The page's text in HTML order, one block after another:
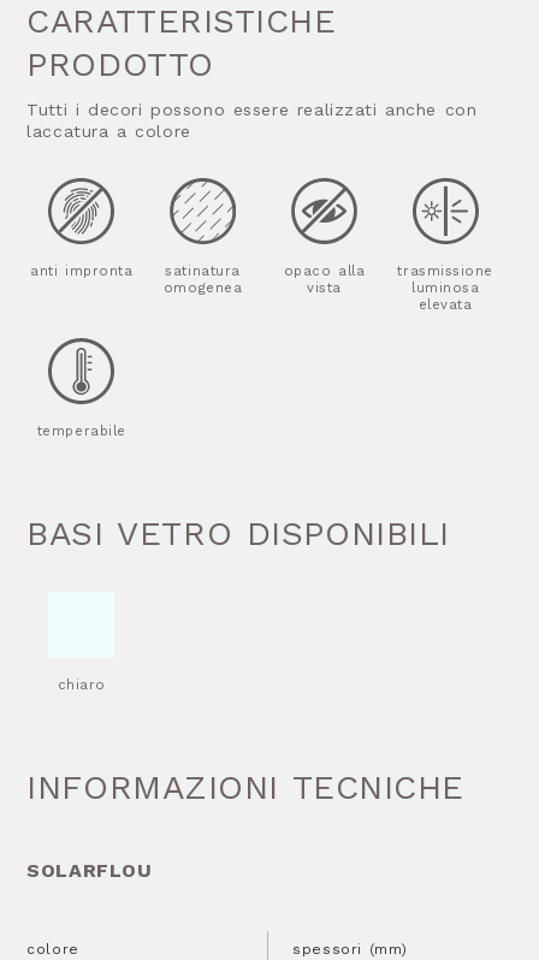
CARATTERISTICHE
PRODOTTO
Tutti i decori possono essere realizzati anche con
laccatura a colore
anti impronta
satinatura
omogenea
opaco alla
vista
trasmissione
luminosa
elevata
temperabile
BASI VETRO DISPONIBILI
chiaro
INFORMAZIONI TECNICHE
SOLARFLOU
colore spessori (mm)